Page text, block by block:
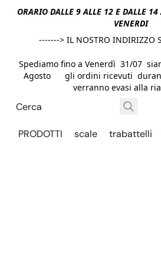
ORARIO DALLE 9 ALLE 12 E DALLE
VENERDI
-------> IL NOSTRO INDIRIZZO
Spediamo fino a Venerdì 31/07
Agosto gli ordini ricevuti
verranno evasi alla
PRODOTTI scale trabattelli